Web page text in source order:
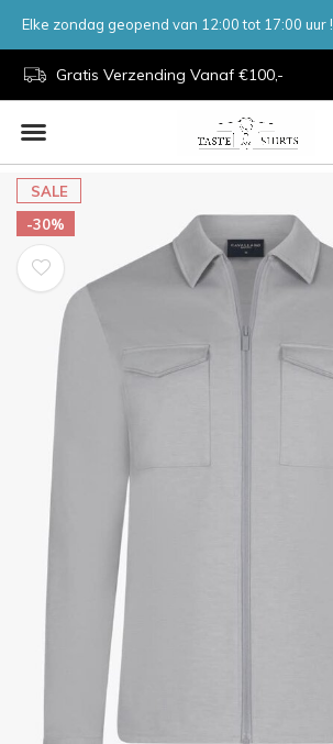
Gratis Verzending Vanaf €100,-
Elke zondag geopend van 12:00 tot 17:00 uur !
SALE
-30%